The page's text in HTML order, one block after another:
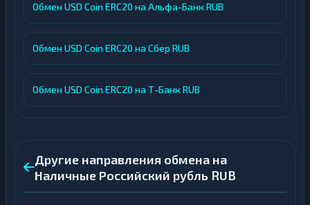
Обмен USD Coin ERC20 на Альфа-Банк RUB
Обмен USD Coin ERC20 на Сбер RUB
Обмен USD Coin ERC20 на Т-Банк RUB
Другие направления обмена на
Наличные Российский рубль RUB